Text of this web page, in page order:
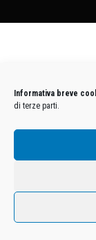
Informativa breve
di terze parti.